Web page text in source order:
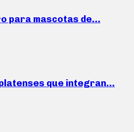
para mascotas de…
que integran…